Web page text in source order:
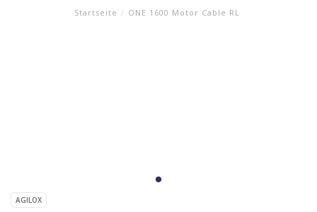
Startseite / ONE 1600 Motor Cable RL
AGILOX